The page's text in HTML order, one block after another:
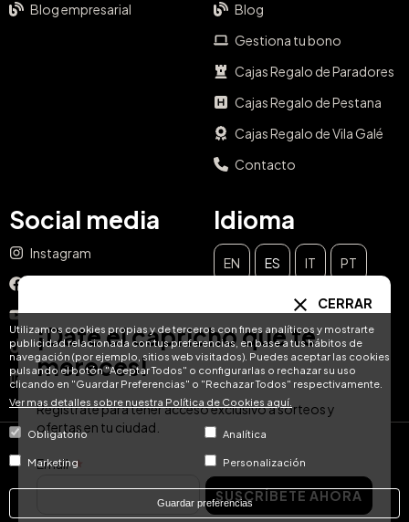
Utilizamos cookies propias y de terceros con fines analíticos y mostrarte
publicidad relacionada con tus preferencias, en base a tus hábitos de
navegación (por ejemplo, sitios web visitados). Puedes aceptar las cookies
pulsando el botón "Aceptar Todos" o configurarlas o rechazar su uso
clicando en "Guardar Preferencias" o "Rechazar Todos" respectivamente.
Ver mas detalles sobre nuestra Política de Cookies aquí.
Obligatorio Analítica
Marketing Personalización
Guardar preferencias
Blog empresarial
Blog
Gestiona tu bono
Cajas Regalo de Paradores
Cajas Regalo de Pestana
Cajas Regalo de Vila Galé
Contacto
Social media
Instagram
YouTube
TikTok
LinkedIn
Idioma
EN ES IT PT
NL
© Hotel Treats 2026
Tel: +34 871 51 00 40 (9:00 - 19:00 CEST)
CERRAR
¡Date el capricho que te
mereces!
Regístrate para tener acceso exclusivo a sorteos y
ofertas en tu ciudad.
Email
SUSCRÍBETE AHORA